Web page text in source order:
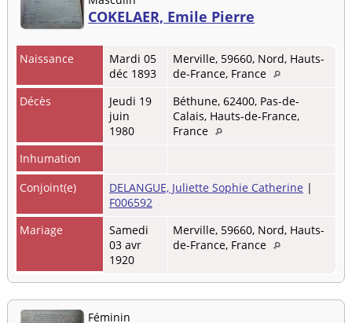
COKELAER, Emile Pierre
Naissance
Mardi 05
déc 1893
Merville, 59660, Nord, Hauts-
de-France, France
Décès
Jeudi 19
juin
1980
Béthune, 62400, Pas-de-
Calais, Hauts-de-France,
France
Inhumation
Conjoint(e)
DELANGUE, Juliette Sophie Catherine |
F006592
Mariage
Samedi
03 avr
1920
Merville, 59660, Nord, Hauts-
de-France, France
Féminin